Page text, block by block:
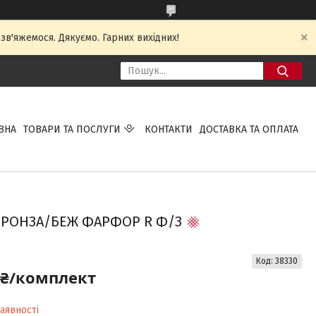
Дякуємо. Гарних вихідних!
ТОВАРИ ТА ПОСЛУГИ КОНТАКТИ ДОСТАВКА ТА ОПЛАТА
БРОНЗА/БЕЖ ФАРФОР R Ф/З
комплект
Код: 38330